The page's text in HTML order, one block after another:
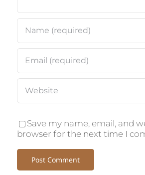
Save my name, email, and
browser for the next time I